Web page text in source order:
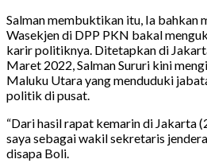
Salman membuktikan itu, Ia bahkan
Wasekjen di DPP PKN bakal
karir politiknya. Ditetapkan di
Maret 2022, Salman Sururi kini
Maluku Utara yang menduduki
politik di pusat.
“Dari hasil rapat kemarin di Jakarta
saya sebagai wakil sekretaris
disapa Boli.